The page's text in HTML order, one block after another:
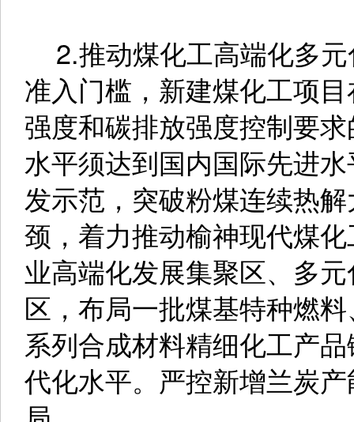
2.推动煤化工高端化多
准入门槛，新建煤化工项
强度和碳排放强度控制要
水平须达到国内国际先进
发示范，突破粉煤连续热
颈，着力推动榆神现代煤
业高端化发展集聚区、多
区，布局一批煤基特种燃
系列合成材料精细化工产
代化水平。严控新增兰炭